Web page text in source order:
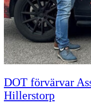
DOT förvärvar
Hillerstorp